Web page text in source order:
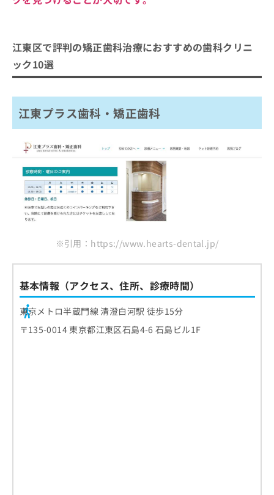
江東区で評判の矯正歯科治療におすすめの歯科クリニ
ック10選
江東プラス歯科・矯正歯科
※引用：https://www.hearts-dental.jp/
基本情報（アクセス、住所、診療時間）
東京メトロ半蔵門線 清澄白河駅 徒歩15分
〒135-0014 東京都江東区石島4-6 石島ビル1F